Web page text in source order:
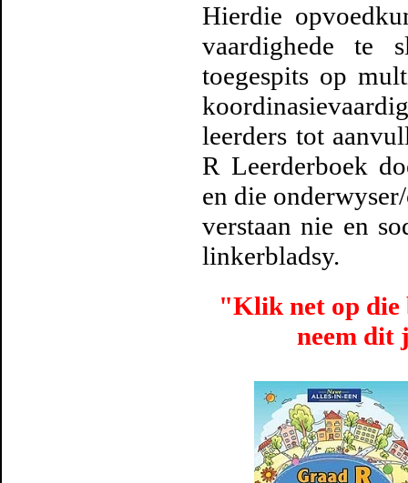
Hierdie
vaardighede te
toegespits op
leerders tot
R Leerderboek
en die
verstaan nie en
linkerbladsy.
"Klik net op die
neem dit